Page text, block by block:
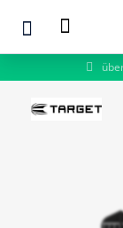
Zum